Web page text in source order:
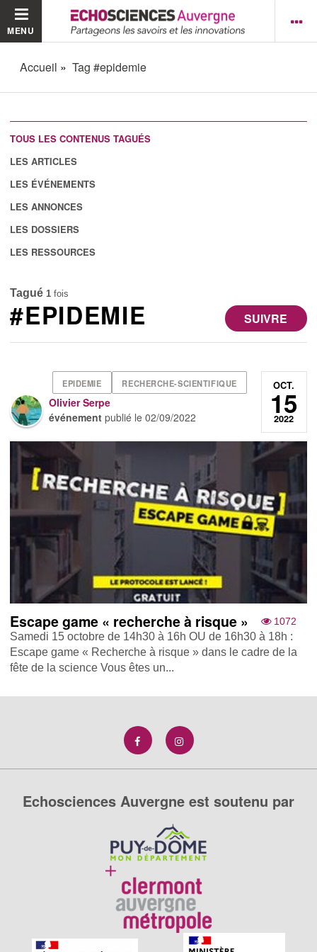
MENU
Accueil Tag #epidemie
TOUS LES CONTENUS TAGUÉS
LES ARTICLES
LES ÉVÉNEMENTS
LES ANNONCES
LES DOSSIERS
LES RESSOURCES
Tagué 1 fois
SUIVRE
#EPIDEMIE
EPIDEMIE RECHERCHE-SCIENTIFIQUE
Olivier Serpe
événement publié le02/09/2022
OCT.
15
2022
1072
Escape game « recherche à risque »
Samedi 15 octobre de 14h30 à 16h OU de 16h30 à 18h :
Escape game « Recherche à risque » dans le cadre de la
fête de la science Vous êtes un...
Echosciences Auvergne est soutenu par